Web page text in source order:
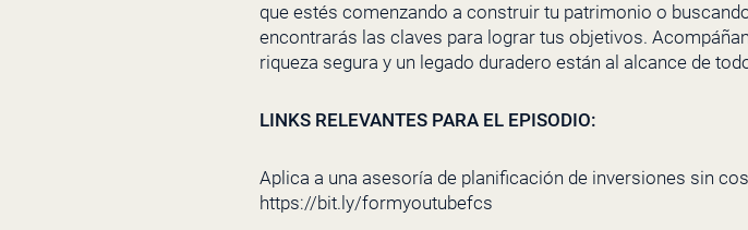
que estés comenzando a construir tu patrimonio o
encontrarás las claves para lograr tus objetivos.
riqueza segura y un legado duradero están al alcance de
LINKS RELEVANTES PARA EL EPISODIO:
Aplica a una asesoría de planificación de inversiones sin
https://bit.ly/formyoutubefcs